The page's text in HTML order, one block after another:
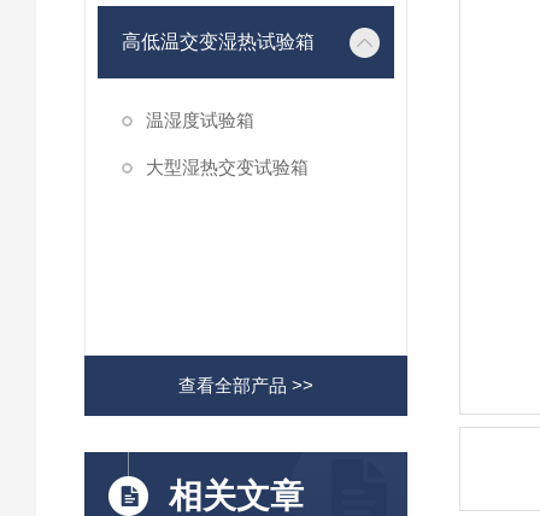
高低温交变湿热试验箱
温湿度试验箱
大型湿热交变试验箱
查看全部产品 >>
相关文章